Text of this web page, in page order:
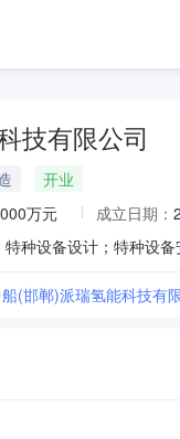
技有限公司
开业
万元 成立日期：
(邯郸)派瑞氢能科技有